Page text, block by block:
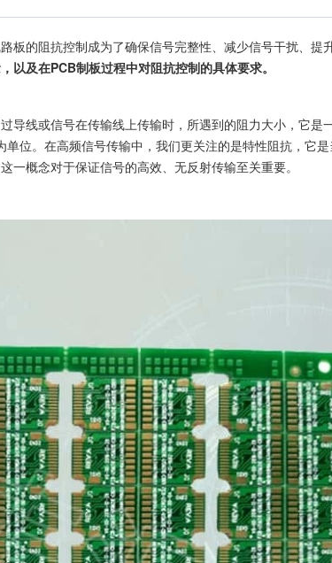
板的阻抗控制成为了确保信号完整性、减少信号干扰、提
以及在PCB制板过程中对阻抗控制的具体要求。
导线或信号在传输线上传输时，所遇到的阻力大小，它是
位。在高频信号传输中，我们更关注的是特性阻抗，它
概念对于保证信号的高效、无反射传输至关重要。